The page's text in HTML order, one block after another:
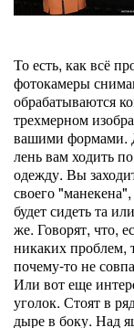
То есть, как всё
фотокамеры
обрабатываются
трехмерном
вашими формами.
лень вам ходить
одежду. Вы
своего
будет сидеть та
же. Говорят, что,
никаких проблем,
почему-то не
Или вот еще
уголок. Стоят в
дыре в боку. Над